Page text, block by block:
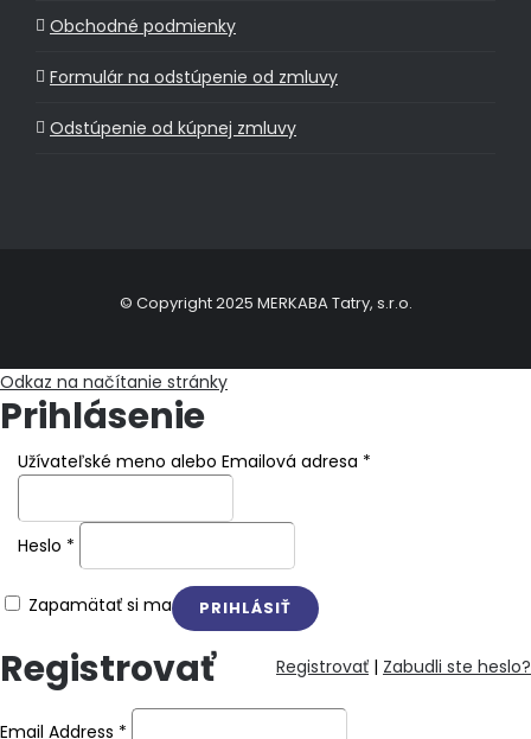
Obchodné podmienky
Formulár na odstúpenie od zmluvy
Odstúpenie od kúpnej zmluvy
© Copyright 2025 MERKABA Tatry, s.r.o.
Odkaz na načítanie stránky
Prihlásenie
Užívateľské meno alebo Emailová adresa *
Heslo *
Zapamätať si ma
Registrovať | Zabudli ste heslo?
Registrovať
Email Address *